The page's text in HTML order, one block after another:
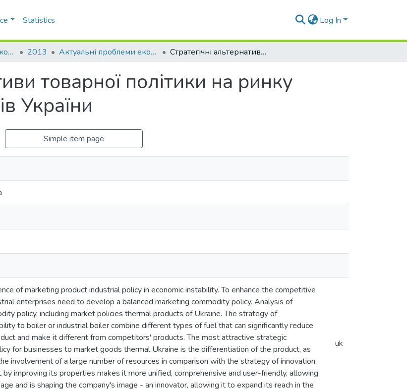
Statistics Log In
Актуальні проблеми економіки та управління 2013 Актуальні проблеми економіки та управління: збірник наукових праць молодих вчених, Вип. 7 Стратегічні альтернативи товарної політики на ринку теплотехнічних товарів України
товарної політики на ринку
України
Simple item page
of marketing product industrial policy in economic instability. To enhance the competitive
enterprises need to develop a balanced marketing commodity policy. Analysis of
policy, including market policies thermal products of Ukraine. The strategy of
to boiler or industrial boiler combine different types of fuel that can significantly reduce
and make it different from competitors' products. The most attractive strategic
for businesses to market goods thermal Ukraine is the differentiation of the product, as
involvement of a large number of resources in comparison with the strategy of innovation.
improving its properties makes it more unified, comprehensive and user-friendly, allowing
and is shaping the company's image - an innovator, allowing it to expand its reach in the
uk